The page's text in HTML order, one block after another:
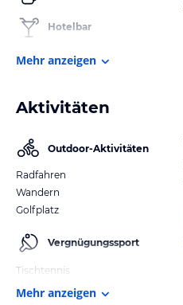
Hotelbar
Mehr anzeigen
Aktivitäten
Outdoor-Aktivitäten
Radfahren
Wandern
Golfplatz
Vergnügungssport
Tischtennis
Mehr anzeigen